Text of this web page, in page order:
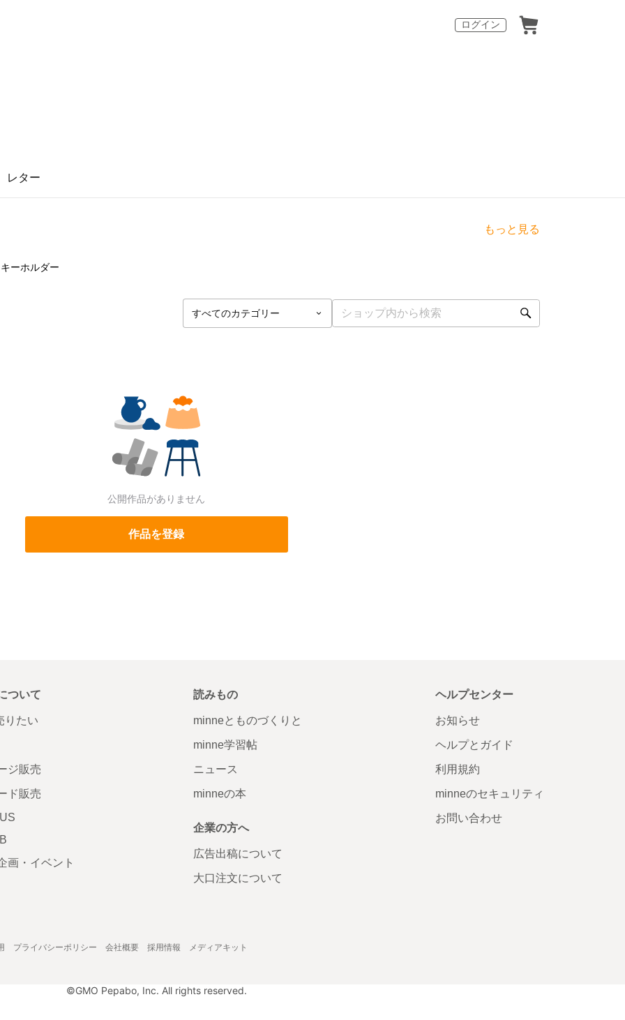
ログイン
レター
もっと見る
キーホルダー
公開作品がありません
作品を登録
ついて
りたい
ジ販売
ド販売
画・イベント
読みもの
minneとものづくりと
minne学習帖
ニュース
minneの本
企業の方へ
広告出稿について
大口注文について
ヘルプセンター
お知らせ
ヘルプとガイド
利用規約
minneのセキュリティ
お問い合わせ
プライバシーポリシー 会社概要 採用情報 メディアキット
©GMO Pepabo, Inc. All rights reserved.